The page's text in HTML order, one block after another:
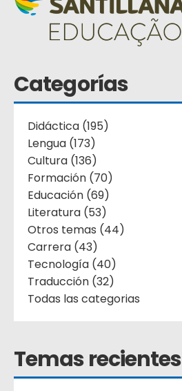
Categorías
Didáctica (195)
Lengua (173)
Cultura (136)
Formación (70)
Educación (69)
Literatura (53)
Otros temas (44)
Carrera (43)
Tecnología (40)
Traducción (32)
Todas las categorias
Temas recientes